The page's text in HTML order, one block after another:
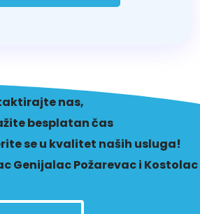
nas,
besplatan čas
se u kvalitet naših usluga!
Genijalac Požarevac i Kostolac